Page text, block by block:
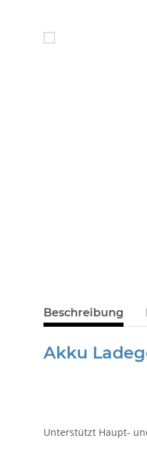
Beschreibung
Akku
Unterstützt Haupt-